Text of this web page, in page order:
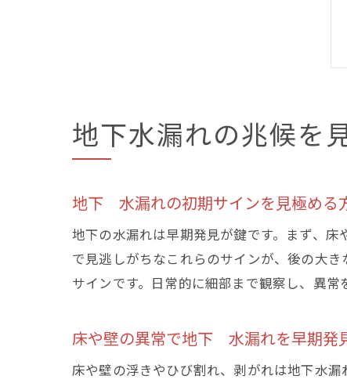
地下水漏れの兆候を
地下 水漏れの初期サインを見極める
地下の水漏れは早期発見が鍵です。まず、
で見逃しがちなこれらのサインが、後の大
サインです。日常的に細部まで観察し、異常
床や壁の異常で地下 水漏れを早期発
床や壁の浮きやひび割れ、剥がれは地下水